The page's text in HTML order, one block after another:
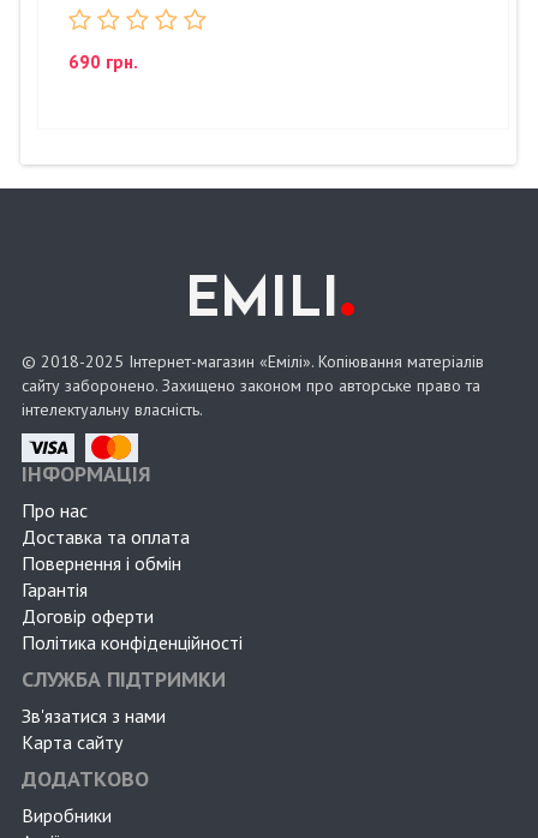
690 грн.
EMILI.
© 2018-2025 Інтернет-магазин «Емілі». Копіювання матеріалів
сайту заборонено. Захищено законом про авторське право та
інтелектуальну власність.
ІНФОРМАЦІЯ
Про нас
Доставка та оплата
Повернення і обмін
Гарантія
Договір оферти
Політика конфіденційності
СЛУЖБА ПІДТРИМКИ
Зв'язатися з нами
Карта сайту
ДОДАТКОВО
Виробники